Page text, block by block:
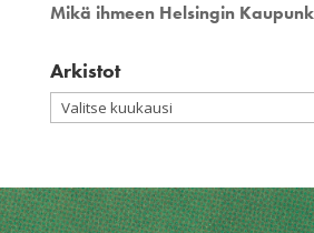
Mikä ihmeen Helsingin
Arkistot
Arkistot